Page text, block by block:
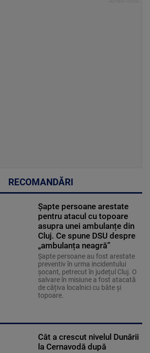
RECOMANDĂRI
Șapte persoane arestate
pentru atacul cu topoare
asupra unei ambulanțe din
Cluj. Ce spune DSU despre
„ambulanța neagră”
Șapte persoane au fost arestate
preventiv în urma incidentului
șocant, petrecut în județul Cluj. O
salvare în misiune a fost atacată
de câțiva localnici cu bâte și
topoare.
Cât a crescut nivelul Dunării
la Cernavodă după